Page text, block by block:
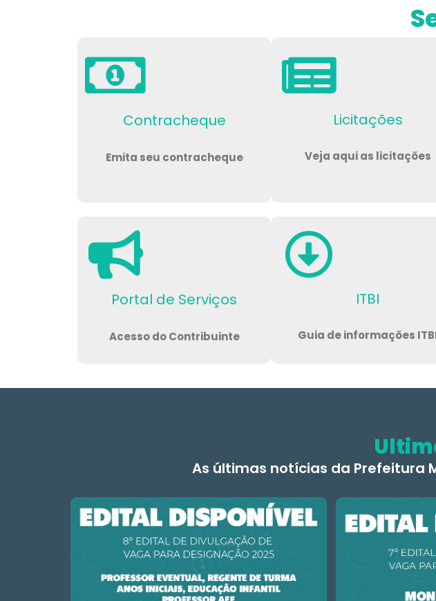
Contracheque
Emita seu contracheque
Licitações
Veja aqui as licitações
Portal de Serviços
Acesso do Contribuinte
ITBI
Guia de informações
As últimas notícias da Prefeitura